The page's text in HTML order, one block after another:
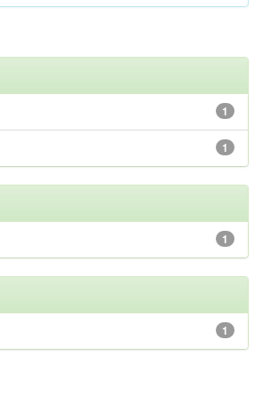
1
1
1
1